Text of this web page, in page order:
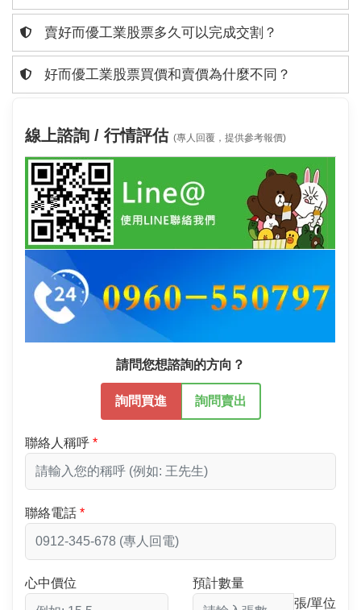
賣好而優工業股票多久可以完成交割？
好而優工業股票買價和賣價為什麼不同？
線上諮詢 / 行情評估 (專人回覆，提供參考報價)
請問您想諮詢的方向？
詢問買進 詢問賣出
聯絡人稱呼
聯絡電話
心中價位
預計數量
張/單位